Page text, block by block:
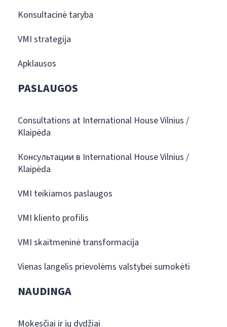
Konsultacinė taryba
VMI strategija
Apklausos
PASLAUGOS
Consultations at International House Vilnius /
Klaipėda
Консультации в International House Vilnius /
Klaipėda
VMI teikiamos paslaugos
VMI kliento profilis
VMI skaitmeninė transformacija
Vienas langelis prievolėms valstybei sumokėti
NAUDINGA
Mokesčiai ir jų dydžiai